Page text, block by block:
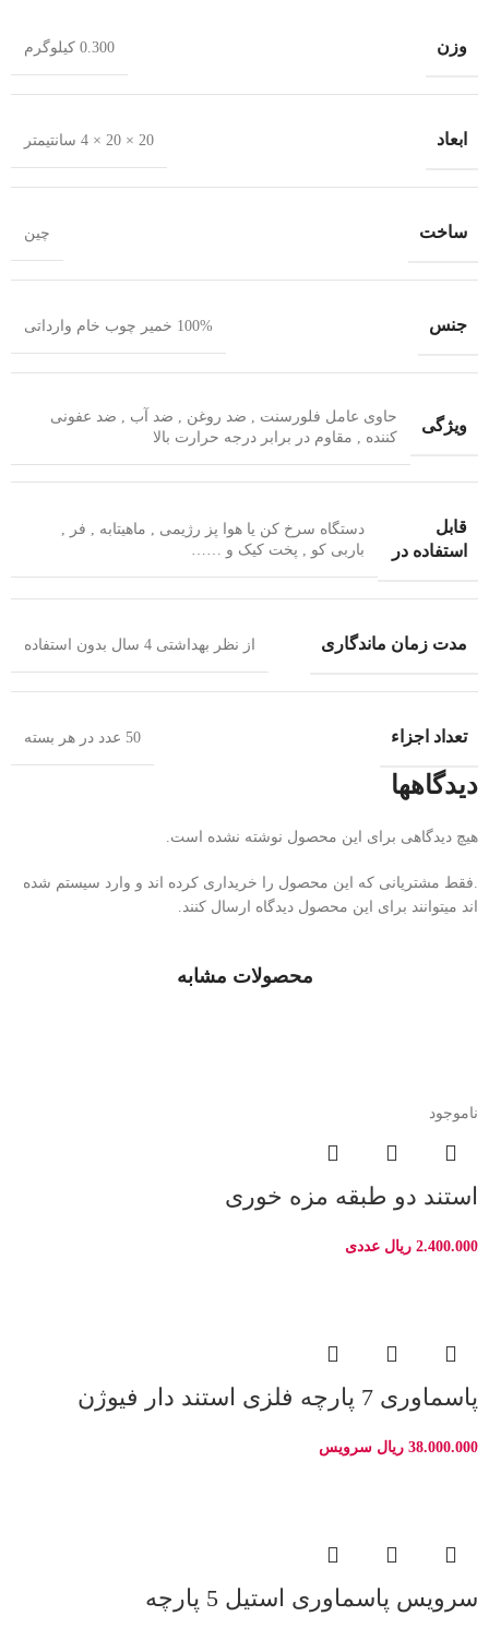
وزن 0.300 کیلوگرم
ابعاد 20 × 20 × 4 سانتیمتر
ساخت چین
جنس 100% خمیر چوب خام وارداتی
ویژگی
حاوی عامل فلورسنت , ضد روغن , ضد آب , ضد عفونی
کننده , مقاوم در برابر درجه حرارت بالا
قابل
استفاده در
دستگاه سرخ کن یا هوا پز رژیمی , ماهیتابه , فر ,
باربی کو , پخت کیک و ……
مدت زمان ماندگاری از نظر بهداشتی 4 سال بدون استفاده
تعداد اجزاء 50 عدد در هر بسته
دیدگاهها
هیچ دیدگاهی برای این محصول نوشته نشده است.
.فقط مشتریانی که این محصول را خریداری کرده اند و وارد سیستم شده
اند میتوانند برای این محصول دیدگاه ارسال کنند.
محصولات مشابه
ناموجود
استند دو طبقه مزه خوری
2.400.000 ریال عددی
پاسماوری 7 پارچه فلزی استند دار فیوژن
38.000.000 ریال سرویس
سرویس پاسماوری استیل 5 پارچه